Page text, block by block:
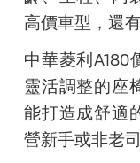
高價車型，還
中華菱利A180
靈活調整的座
能打造成舒適
營新手或非老